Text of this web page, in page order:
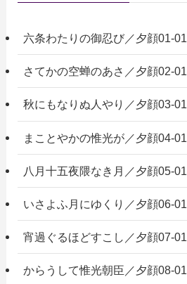
六条わたりの御忍び／夕顔01-01
さてかの空蝉のあさ／夕顔02-01
秋にもなりぬ人やり／夕顔03-01
まことやかの惟光が／夕顔04-01
八月十五夜隈なき月／夕顔05-01
いさよふ月にゆくり／夕顔06-01
宵過ぐるほどすこし／夕顔07-01
からうして惟光朝臣／夕顔08-01